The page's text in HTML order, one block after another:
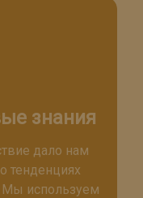
знания
дало нам
тенденциях
Мы используем